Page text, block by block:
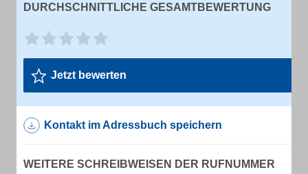
DURCHSCHNITTLICHE GESAMTBEWERTUNG
Jetzt bewerten
Kontakt im Adressbuch speichern
WEITERE SCHREIBWEISEN DER RUFNUMMER